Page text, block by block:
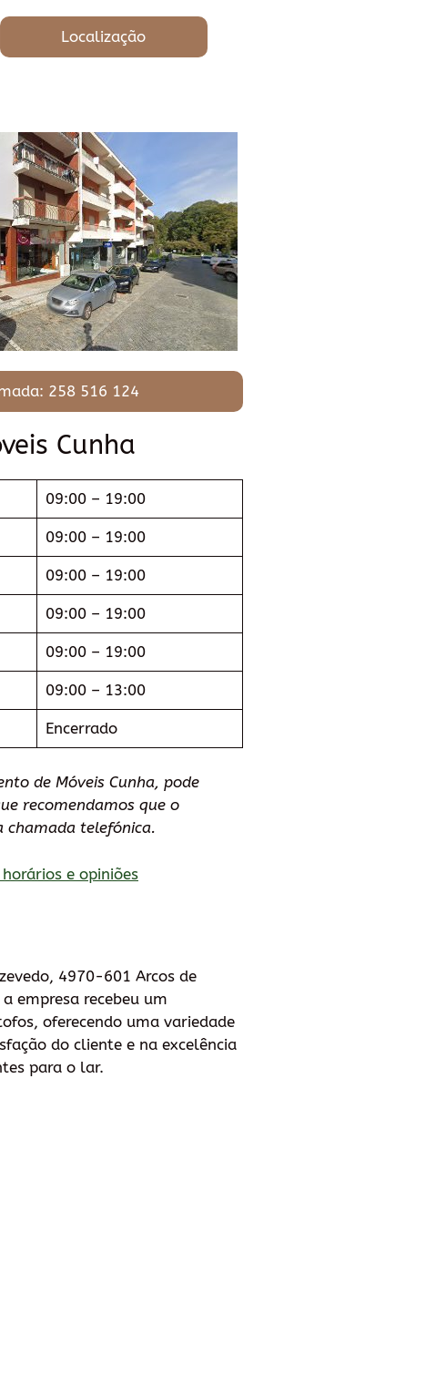
Localização
258 516 124
Cunha
09:00 – 19:00
09:00 – 19:00
09:00 – 19:00
09:00 – 19:00
09:00 – 19:00
09:00 – 13:00
Encerrado
de Móveis Cunha, pode
recomendamos que o
chamada telefónica.
e opiniões
4970-601 Arcos de
empresa recebeu um
oferecendo uma variedade
do cliente e na excelência
para o lar.